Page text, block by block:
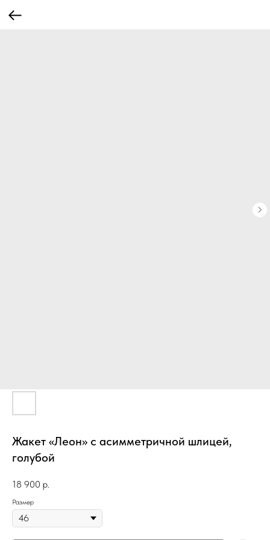
Жакет «Леон» с асимметричной шлицей,
голубой
18 900 р.
Размер